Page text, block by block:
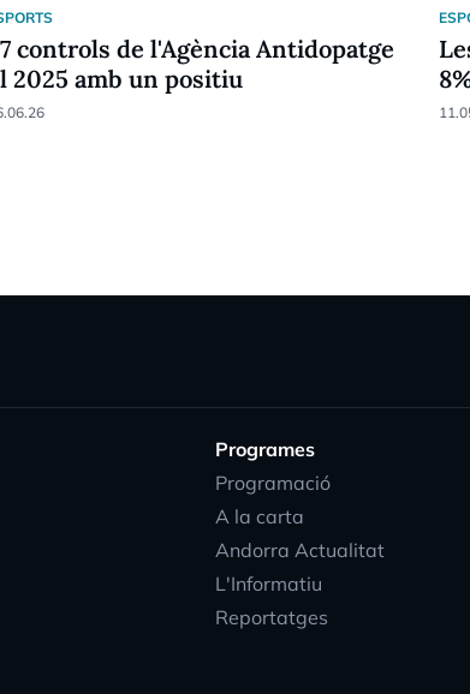
controls de l'Agència Antidopatge
2025 amb un positiu
Programes
Programació
A la carta
Andorra Actualitat
L'Informatiu
Reportatges